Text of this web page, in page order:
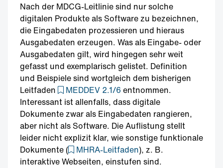
Nach der MDCG-Leitlinie sind nur solche
digitalen Produkte als Software zu bezeichnen,
die Eingabedaten prozessieren und hieraus
Ausgabedaten erzeugen. Was als Eingabe- oder
Ausgabedaten gilt, wird hingegen sehr weit
gefasst und exemplarisch gelistet. Definition
und Beispiele sind wortgleich dem bisherigen
Leitfaden
MEDDEV 2.1/6 entnommen.
Interessant ist allenfalls, dass digitale
Dokumente zwar als Eingabedaten rangieren,
aber nicht als Software. Die Auflistung stellt
leider nicht explizit klar, wie sonstige funktionale
Dokumente (
MHRA-Leitfaden), z. B.
interaktive Webseiten, einstufen sind.